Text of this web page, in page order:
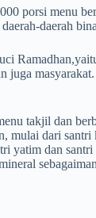
porsi menu
daerah
juga masyarakat.
takjil dan
mulai dari santri
yatim dan